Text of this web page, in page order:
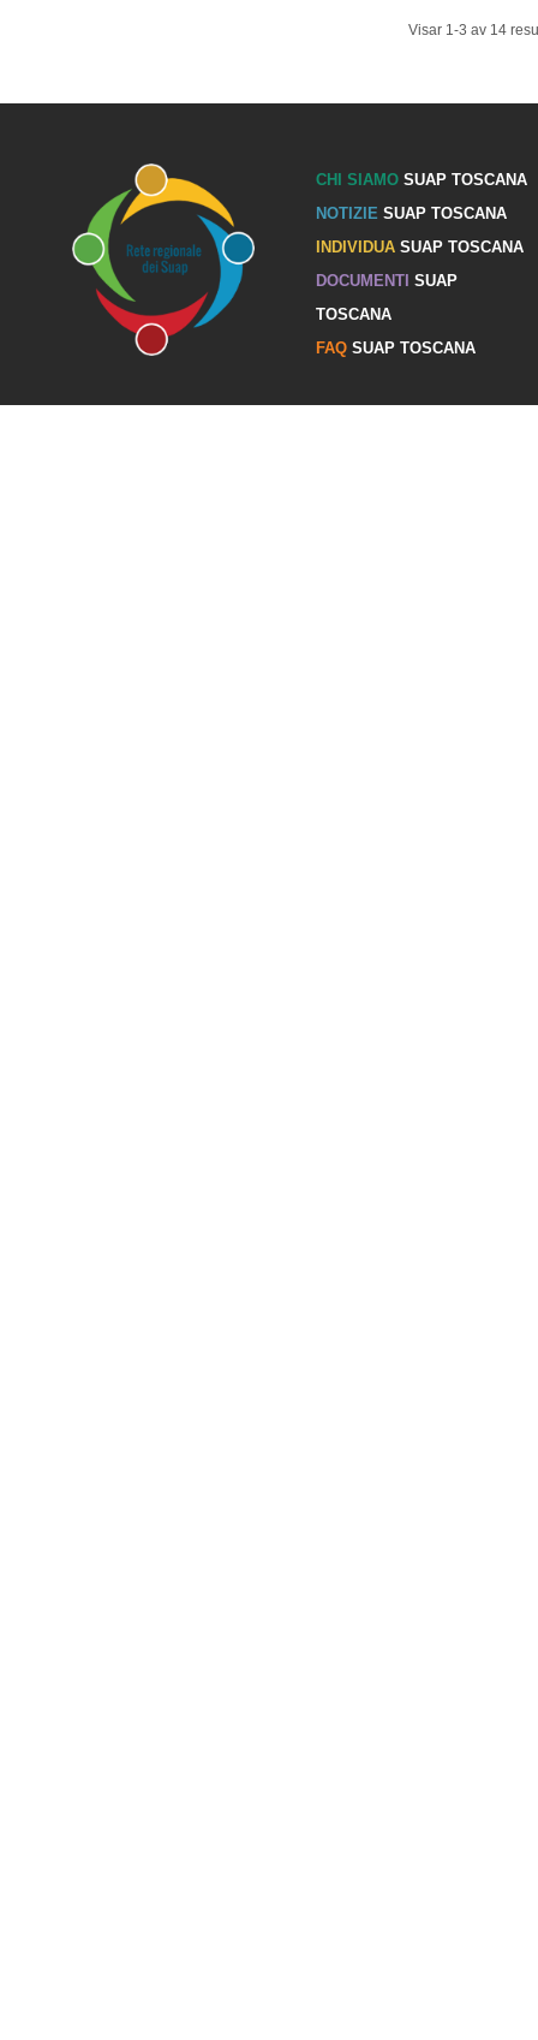
Visar 1-3 av 14
CHI SIAMOSUAP TOSCANA
NOTIZIE SUAP TOSCANA
INDIVIDUASUAP TOSCANA
DOCUMENTI SUAP
TOSCANA
FAQSUAP TOSCANA